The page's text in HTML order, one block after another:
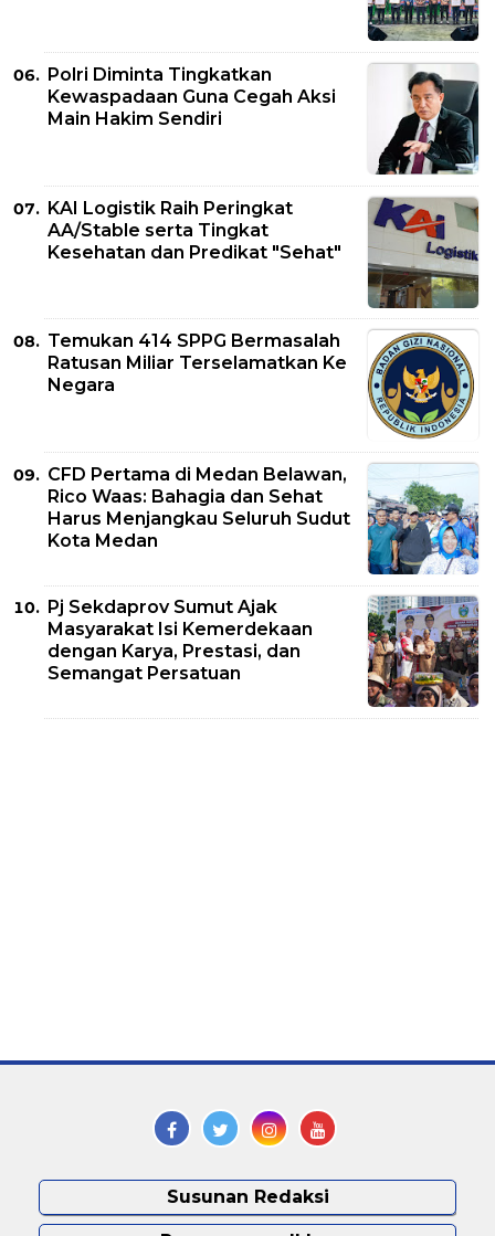
Polri Diminta Tingkatkan
Kewaspadaan Guna Cegah Aksi
Main Hakim Sendiri
KAI Logistik Raih Peringkat
AA/Stable serta Tingkat
Kesehatan dan Predikat "Sehat"
Temukan 414 SPPG Bermasalah
Ratusan Miliar Terselamatkan Ke
Negara
CFD Pertama di Medan Belawan,
Rico Waas: Bahagia dan Sehat
Harus Menjangkau Seluruh Sudut
Kota Medan
Pj Sekdaprov Sumut Ajak
Masyarakat Isi Kemerdekaan
dengan Karya, Prestasi, dan
Semangat Persatuan
Susunan Redaksi